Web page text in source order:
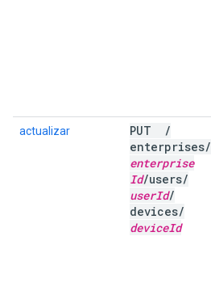
actualizar PUT
/
enterprises/
enterprise
Id/users/
userId/
devices/
deviceId